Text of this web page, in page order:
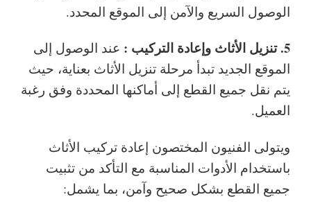
الوصول السريع والآمن إلى الموقع المحدد.
5. تنزيل الأثاث وإعادة التركيب :
عند الوصول إلى
الموقع الجديد تبدأ مرحلة تنزيل الأثاث بعناية، حيث
يتم نقل جميع القطع إلى أماكنها المحددة وفق رغبة
العميل.
ويتولى الفنيون المختصون إعادة تركيب الأثاث
باستخدام الأدوات المناسبة مع التأكد من تثبيت
جميع القطع بشكل صحيح وآمن، بما يشمل: